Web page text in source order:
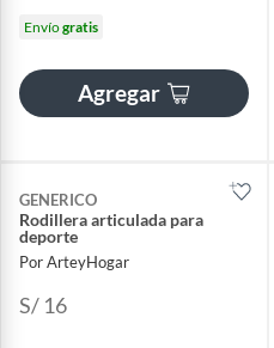
Envíogratis
Agregar
GENERICO
Rodillera articulada para
deporte
Por ArteyHogar
S/ 16